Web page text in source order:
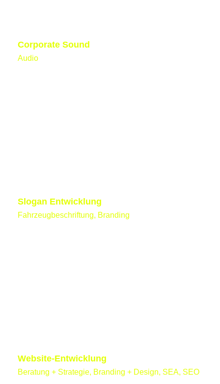
Corporate Sound
Audio
Slogan Entwicklung
Fahrzeugbeschriftung, Branding
Website-Entwicklung
Beratung + Strategie, Branding + Design, SEA, SEO